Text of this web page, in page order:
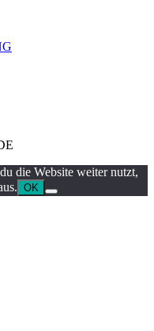
die Website weiter nutzt,
OK